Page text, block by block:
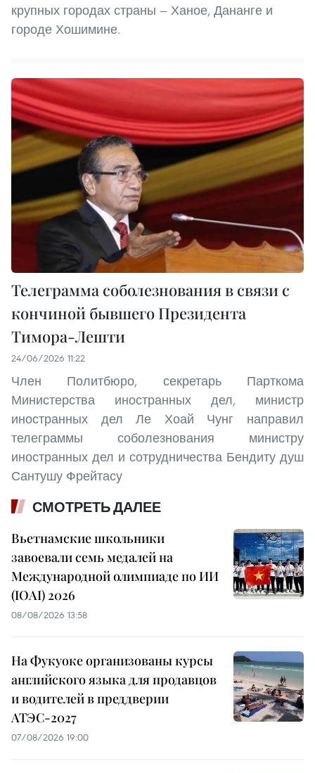
крупных городах страны — Ханое, Дананге и
городе Хошимине.
Телеграмма соболезнования в связи с
кончиной бывшего Президента
Тимора-Лешти
24/06/2026 11:22
Член Политбюро, секретарь Парткома
Министерства иностранных дел, министр
иностранных дел Ле Хоай Чунг направил
телеграммы соболезнования министру
иностранных дел и сотрудничества Бендиту душ
Сантушу Фрейтасу
СМОТРЕТЬ ДАЛЕЕ
Вьетнамские школьники
завоевали семь медалей на
Международной олимпиаде по ИИ
(IOAI) 2026
08/08/2026 13:58
На Фукуоке организованы курсы
английского языка для продавцов
и водителей в преддверии
АТЭС-2027
07/08/2026 19:00